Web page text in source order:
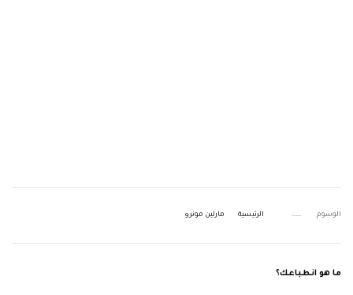
الوسوم الرئيسية مارلين مونرو
ما هو انطباعك؟